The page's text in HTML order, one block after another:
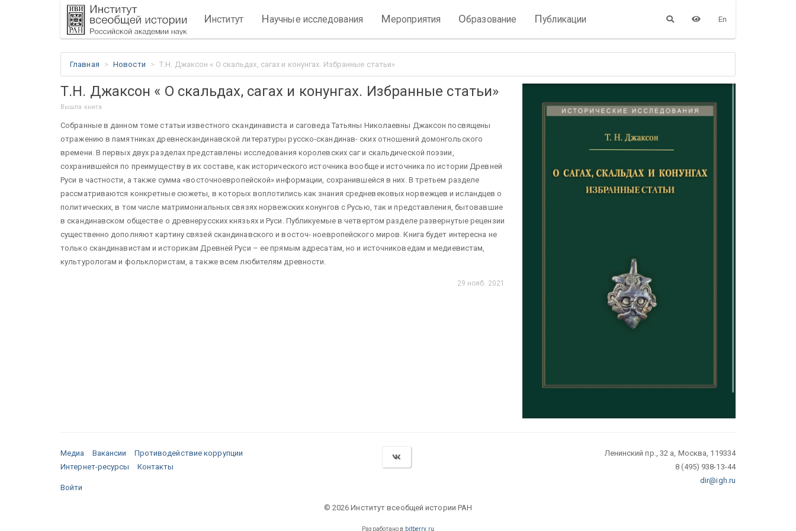
Институт Научные исследования Мероприятия Образование Публикации En
Главная Новости Т.Н. Джаксон « О скальдах, сагах и конунгах. Избранные статьи»
Т.Н. Джаксон « О скальдах, сагах и конунгах. Избранные статьи»
Вышла книга
Собранные в данном томе статьи известного скандинависта и саговеда Татьяны Николаевны Джаксон посвящены
отражению в памятниках древнескандинавской литературы русско-скандинав- ских отношений домонгольского
времени. В первых двух разделах представлены исследования королевских саг и скальдической поэзии,
сохранившейся по преимуществу в их составе, как исторического источника вообще и источника по истории Древней
Руси в частности, а также сумма «восточноевропейской» информации, сохранившейся в них. В третьем разделе
рассматриваются конкретные сюжеты, в которых воплотились как знания средневековых норвежцев и исландцев о
политических, в том числе матримониальных связях норвежских конунгов с Русью, так и представления, бытовавшие
в скандинавском обществе о древнерусских князьях и Руси. Публикуемые в четвертом разделе развернутые рецензии
существенно дополняют картину связей скандинавского и восточ- ноевропейского миров. Книга будет интересна не
только скандинавистам и историкам Древней Руси – ее прямым адресатам, но и источниковедам и медиевистам,
культурологам и фольклористам, а также всем любителям древности.
29 нояб. 2021
Медиа Вакансии
Противодействие коррупции
Интернет-ресурсы
Контакты
Войти
Ленинский пр., 32 а, Москва, 119334
8 (495) 938-13-44
dir@igh.ru
© 2026 Институт всеобщей истории РАН
Разработано в bitberry.ru